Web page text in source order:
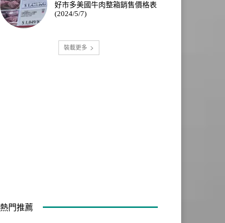
好市多美國牛肉整箱銷售價格表
(2024/5/7)
裝載更多
熱門推薦